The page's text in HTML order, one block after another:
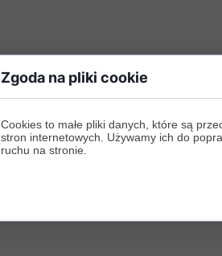
Zgoda na pliki cookie
Cookies to małe pliki danych, które są
stron internetowych. Używamy ich do
ruchu na stronie.